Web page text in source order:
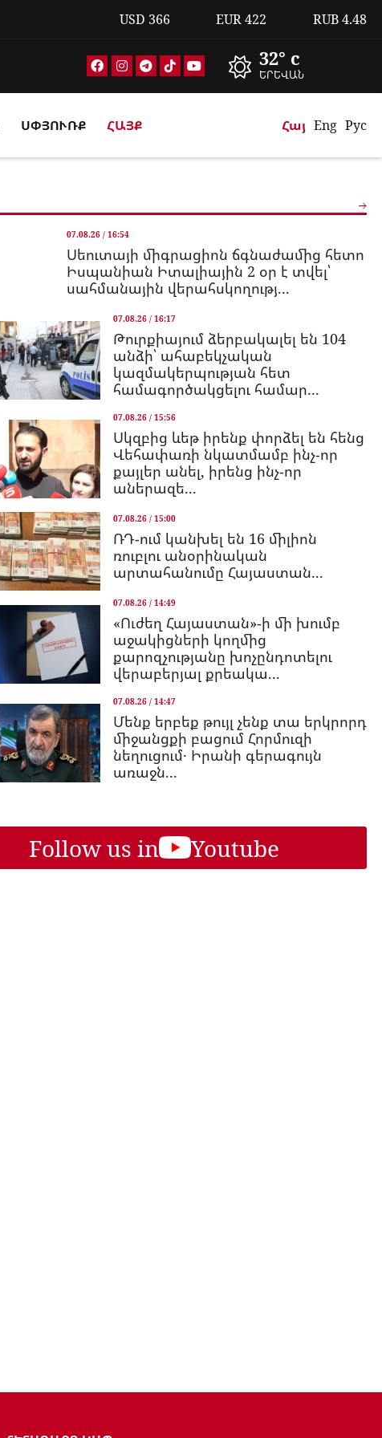
USD 366 EUR422 RUB4.48
32° c
ԵՐԵՎԱՆ
ՍՓՅՈՒՌՔ ՀԱՅՔ Հայ Eng Рус
07.08.26 / 16:54
Սեուտայի միգրացիոն ճգնաժամից հետո
Իսպանիան Իտալիային 2 օր է տվել՝
սահմանային վերահսկողությ...
07.08.26 / 16:17
Թուրքիայում ձերբակալել են 104
անձի՝ ահաբեկչական
կազմակերպության հետ
համագործակցելու համար...
07.08.26 / 15:56
Սկզբից ևեթ իրենք փորձել են հենց
Վեհափառի նկատմամբ ինչ-որ
քայլեր անել, իրենց ինչ-որ
աներազե...
07.08.26 / 15:00
ՌԴ-ում կանխել են 16 միլիոն
ռուբլու անօրինական
արտահանումը Հայաստան...
07.08.26 / 14:49
«Ուժեղ Հայաստան»-ի մի խումբ
աջակիցների կողմից
քարոզչությանը խոչընդոտելու
վերաբերյալ քրեակա...
07.08.26 / 14:47
Մենք երբեք թույլ չենք տա երկրորդ
միջանցքի բացում Հորմուզի
նեղուցում․ Իրանի գերագույն
առաջն...
Follow us in Youtube